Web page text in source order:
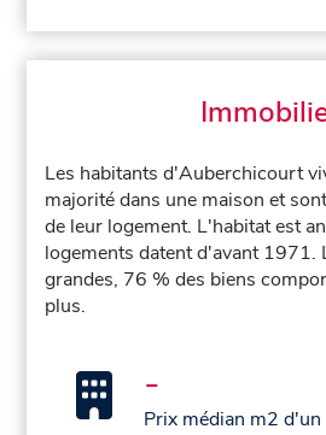
Les habitants d'Auberchicourt
majorité dans une maison et
de leur logement. L'habitat est
logements datent d'avant 1971.
grandes, 76 % des biens
plus.
-
Prix médian m2